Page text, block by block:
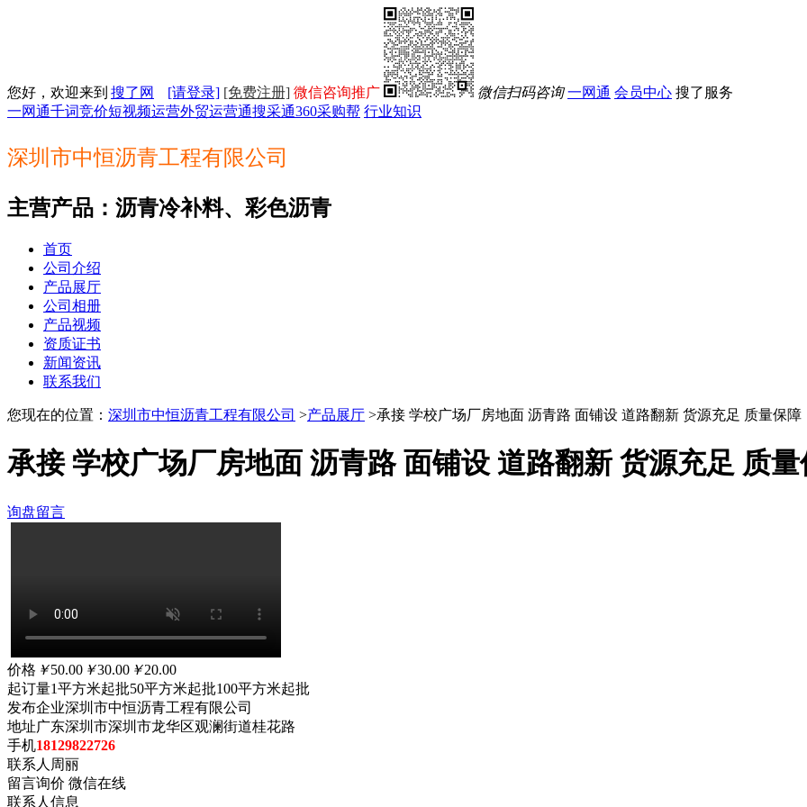
您好，欢迎来到 搜了网 [请登录] [免费注册] 微信咨询推广 微信扫码咨询 一网通 会员中心 搜了服务
一网通千词竞价短视频运营外贸运营通搜采通360采购帮 行业知识
深圳市中恒沥青工程有限公司
主营产品：沥青冷补料、彩色沥青
首页
公司介绍
产品展厅
公司相册
产品视频
资质证书
新闻资讯
联系我们
您现在的位置： 深圳市中恒沥青工程有限公司 >产品展厅 >承接 学校广场厂房地面 沥青路 面铺设 道路翻新 货源充足 质量保障
承接 学校广场厂房地面 沥青路 面铺设 道路翻新 货源充足 质
询盘留言
价格 ￥50.00 ￥30.00 ￥20.00
起订量1平方米起批50平方米起批100平方米起批
发布企业深圳市中恒沥青工程有限公司
地址广东深圳市深圳市龙华区观澜街道桂花路
手机18129822726
联系人 周丽
留言询价 微信在线
联系人信息